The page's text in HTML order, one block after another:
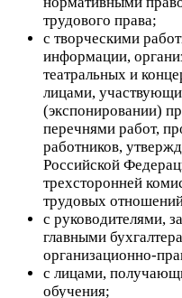
трудового права;
с творческими
информации,
театральных и
лицами,
(экспонировании)
перечнями работ,
работников,
Российской
трехсторонней
трудовых
с руководителями,
главными
организационно-
с лицами,
обучения;